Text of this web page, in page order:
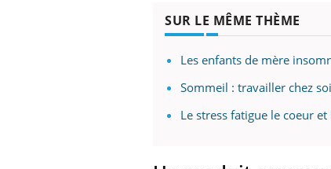
SUR LE MÊME THÈME
Les enfants de mère
Sommeil : travailler chez
Le stress fatigue le coeur et